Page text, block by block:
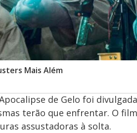
Mais Além
de Gelo foi
terão que enfrentar. O
assustadoras à solta.